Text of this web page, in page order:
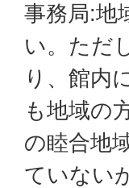
事務局:地
い。ただ
り、館内
も地域の
の睦合地
ていない